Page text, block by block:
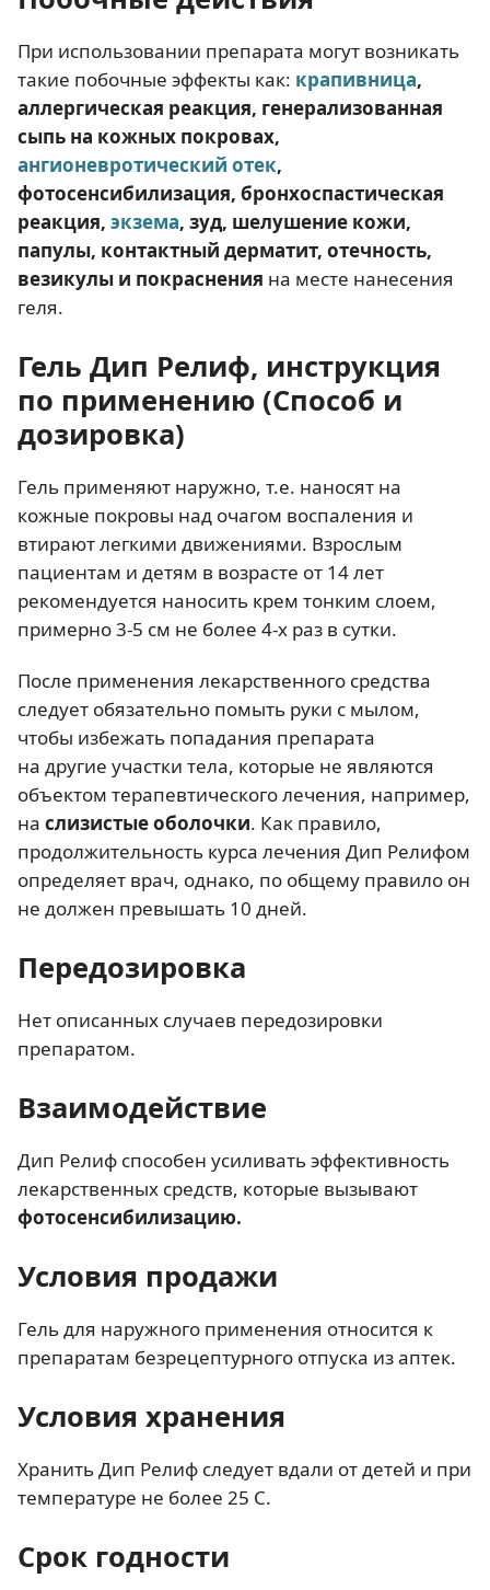
При использовании препарата могут возникать
такие побочные эффекты как: крапивница,
аллергическая реакция, генерализованная
сыпь на кожных покровах,
ангионевротический отек,
фотосенсибилизация, бронхоспастическая
реакция, экзема, зуд, шелушение кожи,
папулы, контактный дерматит, отечность,
везикулы и покраснения на месте нанесения
геля.
Гель Дип Релиф, инструкция
по применению (Способ и
дозировка)
Гель применяют наружно, т.е. наносят на
кожные покровы над очагом воспаления и
втирают легкими движениями. Взрослым
пациентам и детям в возрасте от 14 лет
рекомендуется наносить крем тонким слоем,
примерно 3-5 см не более 4-х раз в сутки.
После применения лекарственного средства
следует обязательно помыть руки с мылом,
чтобы избежать попадания препарата
на другие участки тела, которые не являются
объектом терапевтического лечения, например,
на слизистые оболочки. Как правило,
продолжительность курса лечения Дип Релифом
определяет врач, однако, по общему правило он
не должен превышать 10 дней.
Передозировка
Нет описанных случаев передозировки
препаратом.
Взаимодействие
Дип Релиф способен усиливать эффективность
лекарственных средств, которые вызывают
фотосенсибилизацию.
Условия продажи
Гель для наружного применения относится к
препаратам безрецептурного отпуска из аптек.
Условия хранения
Хранить Дип Релиф следует вдали от детей и при
температуре не более 25 С.
Срок годности